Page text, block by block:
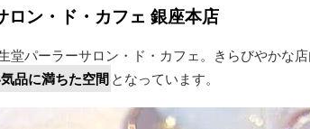
ロン・ド・カフェ 銀座本店
堂パーラーサロン・ド・カフェ。きらびやかな
品に満ちた空間となっています。